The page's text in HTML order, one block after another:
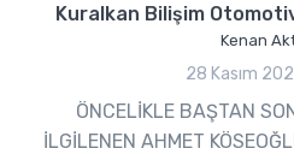
Kuralkan Bilişim
Kenan
28 Kasım
ÖNCELİKLE BAŞTAN
İLGİLENEN AHMET